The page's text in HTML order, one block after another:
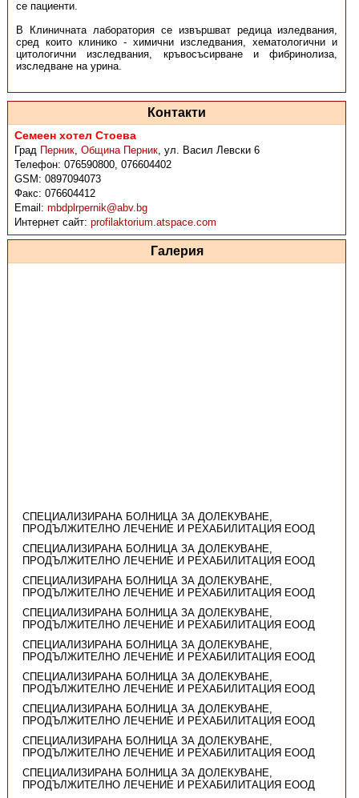
се пациенти.
В Клиничната лаборатория се извършват редица изледвания,
сред които клинико - химични изследвания, хематологични и
цитологични изследвания, кръвосъсирване и фибринолиза,
изследване на урина.
Контакти
Семеен хотел Стоева
Град Перник,Община Перник,ул. Васил Левски 6
Телефон:076590800, 076604402
GSM:0897094073
Факс:076604412
Email:mbdplrpernik@abv.bg
Интернет сайт:profilaktorium.atspace.com
Галерия
СПЕЦИАЛИЗИРАНА БОЛНИЦА ЗА ДОЛЕКУВАНЕ,
ПРОДЪЛЖИТЕЛНО ЛЕЧЕНИЕ И РЕХАБИЛИТАЦИЯ ЕООД
СПЕЦИАЛИЗИРАНА БОЛНИЦА ЗА ДОЛЕКУВАНЕ,
ПРОДЪЛЖИТЕЛНО ЛЕЧЕНИЕ И РЕХАБИЛИТАЦИЯ ЕООД
СПЕЦИАЛИЗИРАНА БОЛНИЦА ЗА ДОЛЕКУВАНЕ,
ПРОДЪЛЖИТЕЛНО ЛЕЧЕНИЕ И РЕХАБИЛИТАЦИЯ ЕООД
СПЕЦИАЛИЗИРАНА БОЛНИЦА ЗА ДОЛЕКУВАНЕ,
ПРОДЪЛЖИТЕЛНО ЛЕЧЕНИЕ И РЕХАБИЛИТАЦИЯ ЕООД
СПЕЦИАЛИЗИРАНА БОЛНИЦА ЗА ДОЛЕКУВАНЕ,
ПРОДЪЛЖИТЕЛНО ЛЕЧЕНИЕ И РЕХАБИЛИТАЦИЯ ЕООД
СПЕЦИАЛИЗИРАНА БОЛНИЦА ЗА ДОЛЕКУВАНЕ,
ПРОДЪЛЖИТЕЛНО ЛЕЧЕНИЕ И РЕХАБИЛИТАЦИЯ ЕООД
СПЕЦИАЛИЗИРАНА БОЛНИЦА ЗА ДОЛЕКУВАНЕ,
ПРОДЪЛЖИТЕЛНО ЛЕЧЕНИЕ И РЕХАБИЛИТАЦИЯ ЕООД
СПЕЦИАЛИЗИРАНА БОЛНИЦА ЗА ДОЛЕКУВАНЕ,
ПРОДЪЛЖИТЕЛНО ЛЕЧЕНИЕ И РЕХАБИЛИТАЦИЯ ЕООД
СПЕЦИАЛИЗИРАНА БОЛНИЦА ЗА ДОЛЕКУВАНЕ,
ПРОДЪЛЖИТЕЛНО ЛЕЧЕНИЕ И РЕХАБИЛИТАЦИЯ ЕООД